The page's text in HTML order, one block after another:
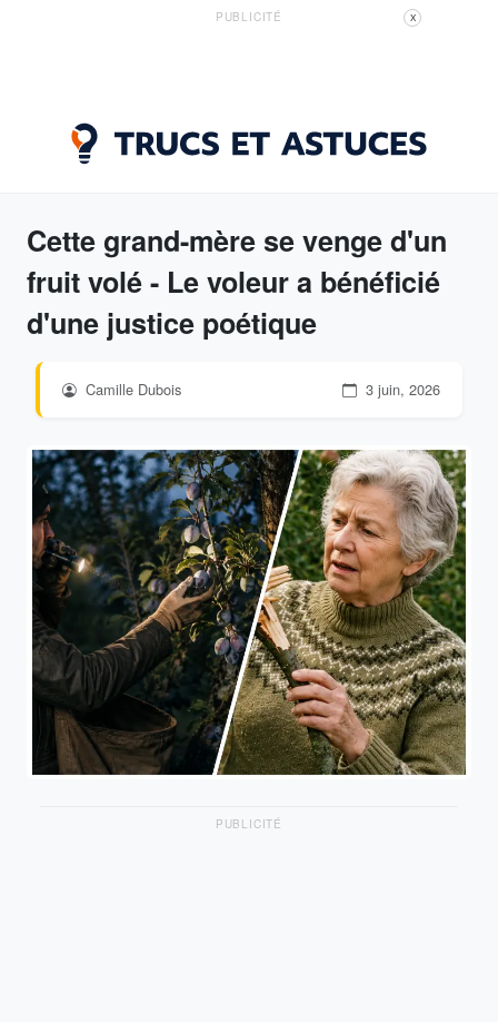
PUBLICITÉ X
Cette grand-mère se venge d'un
fruit volé - Le voleur a bénéficié
d'une justice poétique
Camille Dubois 3 juin, 2026
PUBLICITÉ